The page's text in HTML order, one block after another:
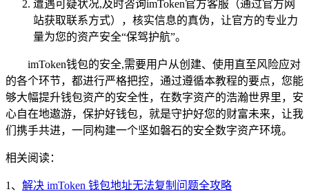
遭遇可疑状况,及时咨询imToken官方客服（通过官方网
站获取联系方式），核实信息的真伪，让官方的专业力
量为您的资产安全“保驾护航”。
imToken钱包的安全,需要用户从创建、使用直至风险应对
的各个环节，都进行严格把控，通过遵循本教程的要点，您能
够大幅提升钱包资产的安全性，在数字资产的浩瀚世界里，安
心自在地遨游，保护好钱包，就是守护好您的财富未来，让我
们携手共进，一同构建一个坚如磐石的安全数字资产环境。
相关阅读：
1、 解决 imToken 钱包地址无法复制问题全攻略